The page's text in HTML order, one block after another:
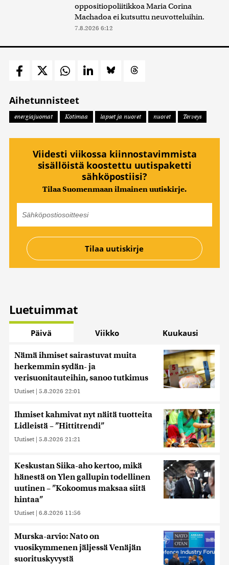
oppositiopoliitikkoa Maria Corina
Machadoa ei kutsuttu neuvotteluihin.
7.8.2026 6:12
Aihetunnisteet
energiajuomat Kotimaa lapset ja nuoret nuoret Terveys
Viidesti viikossa kiinnostavimmista
sisällöistä koostettu uutispaketti
sähköpostiisi?
Tilaa Suomenmaan ilmainen uutiskirje.
Luetuimmat
Päivä Viikko Kuukausi
Nämä ihmiset sairastuvat muita
herkemmin sydän- ja
verisuonitauteihin, sanoo tutkimus
Uutiset | 5.8.2026 22:01
Ihmiset kahmivat nyt näitä tuotteita
Lidleistä – ”Hittitrendi”
Uutiset | 5.8.2026 21:21
Keskustan Siika-aho kertoo, mikä
hänestä on Ylen gallupin todellinen
uutinen – ”Kokoomus maksaa siitä
hintaa”
Uutiset | 6.8.2026 11:56
Murska-arvio: Nato on
vuosikymmenen jäljessä Venäjän
suorituskyvystä